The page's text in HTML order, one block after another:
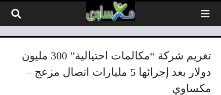
تغريم شركة “مكالمات احتيالية” 300 مليون
دولار بعد إجرائها 5 مليارات اتصال مزعج –
مكساوي